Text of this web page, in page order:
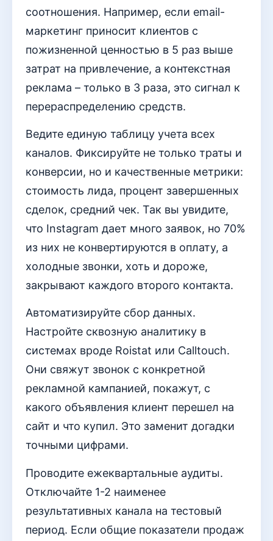
соотношения. Например, если email-
маркетинг приносит клиентов с
пожизненной ценностью в 5 раз выше
затрат на привлечение, а контекстная
реклама – только в 3 раза, это сигнал к
перераспределению средств.
Ведите единую таблицу учета всех
каналов. Фиксируйте не только траты и
конверсии, но и качественные метрики:
стоимость лида, процент завершенных
сделок, средний чек. Так вы увидите,
что Instagram дает много заявок, но 70%
из них не конвертируются в оплату, а
холодные звонки, хоть и дороже,
закрывают каждого второго контакта.
Автоматизируйте сбор данных.
Настройте сквозную аналитику в
системах вроде Roistat или Calltouch.
Они свяжут звонок с конкретной
рекламной кампанией, покажут, с
какого объявления клиент перешел на
сайт и что купил. Это заменит догадки
точными цифрами.
Проводите ежеквартальные аудиты.
Отключайте 1-2 наименее
результативных канала на тестовый
период. Если общие показатели продаж